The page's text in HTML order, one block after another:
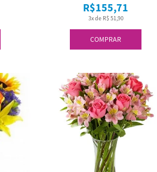
COMPRAR
3x de R$ 51,90
R$155,71